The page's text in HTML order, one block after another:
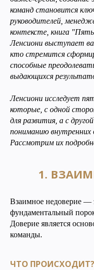
команд становится
руководителей,
контексте, книга
Ленсиони выступает
кто стремится
способные
выдающихся
Ленсиони исследует
которые, с одной
для развития, а с
пониманию
Рассмотрим их
1.
Взаимное недоверие —
фундаментальный
Доверие является
команды.
ЧТО ПРОИСХОДИТ?